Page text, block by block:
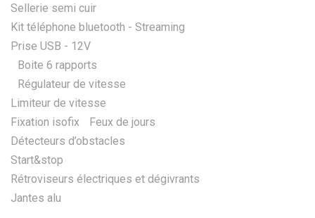
Sellerie semi cuir
Kit téléphone bluetooth - Streaming
Prise USB - 12V
Boite 6 rapports
Régulateur de vitesse
Limiteur de vitesse
Fixation isofix Feux de jours
Détecteurs d’obstacles
Start&stop
Rétroviseurs électriques et dégivrants
Jantes alu